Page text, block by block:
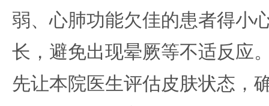
弱、心肺功能欠佳的患者得小
长，避免出现晕厥等不适反应
先让本院医生评估皮肤状态，